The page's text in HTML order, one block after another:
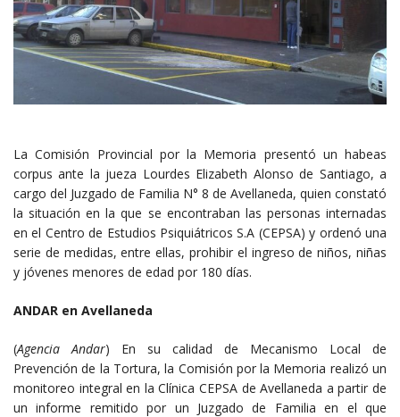
La Comisión Provincial por la Memoria presentó un habeas
corpus ante la jueza Lourdes Elizabeth Alonso de Santiago, a
cargo del Juzgado de Familia N° 8 de Avellaneda, quien constató
la situación en la que se encontraban las personas internadas
en el Centro de Estudios Psiquiátricos S.A (CEPSA) y ordenó una
serie de medidas, entre ellas, prohibir el ingreso de niños, niñas
y jóvenes menores de edad por 180 días.
ANDAR en Avellaneda
(Agencia Andar) En su calidad de Mecanismo Local de
Prevención de la Tortura, la Comisión por la Memoria realizó un
monitoreo integral en la Clínica CEPSA de Avellaneda a partir de
un informe remitido por un Juzgado de Familia en el que